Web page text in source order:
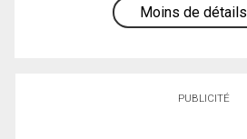
Moins de détails
PUBLICITÉ